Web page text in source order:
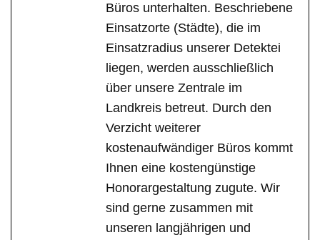
Büros unterhalten. Beschriebene
Einsatzorte (Städte), die im
Einsatzradius unserer Detektei
liegen, werden ausschließlich
über unsere Zentrale im
Landkreis betreut. Durch den
Verzicht weiterer
kostenaufwändiger Büros kommt
Ihnen eine kostengünstige
Honorargestaltung zugute. Wir
sind gerne zusammen mit
unseren langjährigen und